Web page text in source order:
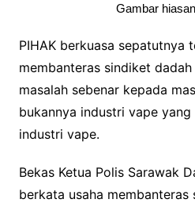
Gambar
PIHAK berkuasa sepatutnya
membanteras sindiket
masalah sebenar kepada
bukannya industri vape
industri vape.
Bekas Ketua Polis Sarawak
berkata usaha